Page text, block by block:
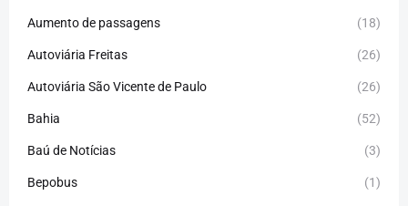
Aumento de passagens (18)
Autoviária Freitas (26)
Autoviária São Vicente de Paulo (26)
Bahia (52)
Baú de Notícias (3)
Bepobus (1)